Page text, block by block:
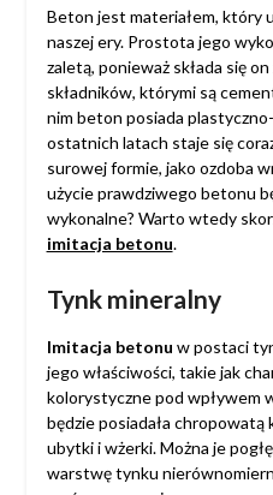
Beton jest materiałem, który
naszej ery. Prostota jego
zaletą, ponieważ składa się
składników, którymi są
nim beton posiada
ostatnich latach staje się
surowej formie, jako ozdoba
użycie prawdziwego betonu
wykonalne? Warto wtedy
imitacja betonu.
Tynk mineralny
Imitacja betonu w postaci
jego właściwości, takie jak
kolorystyczne pod wpływem
będzie posiadała
ubytki i wżerki. Można je
warstwę tynku